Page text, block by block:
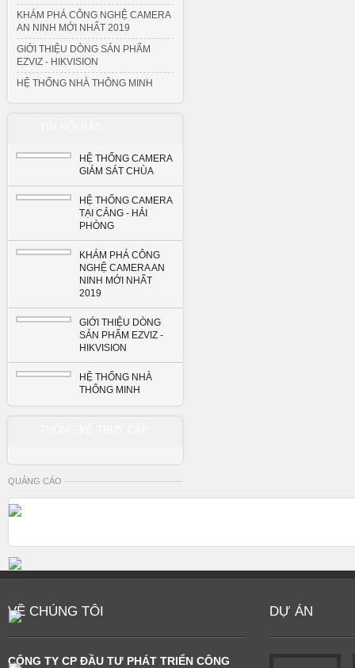
KHÁM PHÁ CÔNG NGHỆ CAMERA
AN NINH MỚI NHẤT 2019
GIỚI THIỆU DÒNG SẢN PHẨM
EZVIZ - HIKVISION
HỆ THỐNG NHÀ THÔNG MINH
HỆ THỐNG CAMERA
GIÁM SÁT CHÙA
HỆ THỐNG CAMERA
TẠI CẢNG - HẢI
PHÒNG
KHÁM PHÁ CÔNG
NGHỆ CAMERA AN
NINH MỚI NHẤT
2019
GIỚI THIỆU DÒNG
SẢN PHẨM EZVIZ -
HIKVISION
HỆ THỐNG NHÀ
THÔNG MINH
QUẢNG CÁO
VỀ CHÚNG TÔI
CÔNG TY CP ĐẦU TƯ PHÁT TRIỂN CÔNG
DỰ ÁN